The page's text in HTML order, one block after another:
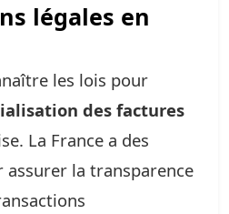
légales en
les lois pour
des factures
La France a des
la transparence